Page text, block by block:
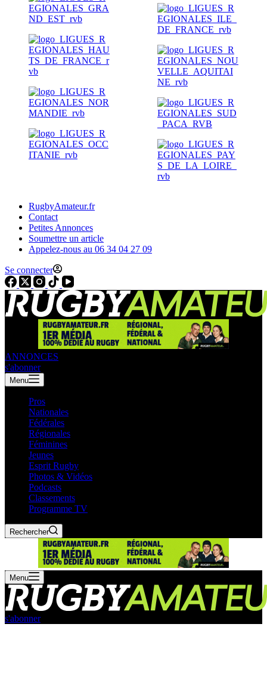
RugbyAmateur.fr
Contact
Petites Annonces
Soumettre un article
Appelez-nous au 06 34 04 27 09
Se connecter
ANNONCES
s'abonner
Menu
Pros
Nationales
Fédérales
Régionales
Féminines
Jeunes
Esprit Rugby
Photos & Vidéos
Podcasts
Classements
Programme TV
Rechercher
Menu
s'abonner